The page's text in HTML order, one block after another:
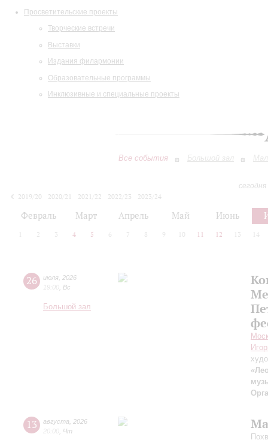
Просветительские проекты
Творческие встречи
Выставки
Издания филармонии
Образовательные программы
Инклюзивные и специальные проекты
Все события Большой зал
2019/20
2020/21 2021/22 2022/23
2023/24
Февраль Март Апрель Май Июнь
2 3 4 5 6 7 8 9 10 11 12 13 14
26 июля 2026
19:00 Вс
Большой зал
13 августа
2026
20:00 Чт